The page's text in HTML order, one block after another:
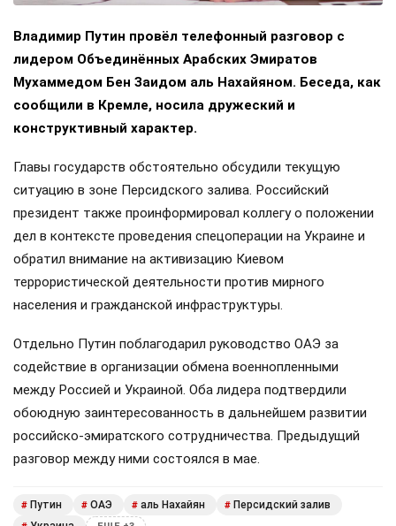
Владимир Путин провёл телефонный разговор с
лидером Объединённых Арабских Эмиратов
Мухаммедом Бен Заидом аль Нахайяном. Беседа, как
сообщили в Кремле, носила дружеский и
конструктивный характер.
Главы государств обстоятельно обсудили текущую
ситуацию в зоне Персидского залива. Российский
президент также проинформировал коллегу о положении
дел в контексте проведения спецоперации на Украине и
обратил внимание на активизацию Киевом
террористической деятельности против мирного
населения и гражданской инфраструктуры.
Отдельно Путин поблагодарил руководство ОАЭ за
содействие в организации обмена военнопленными
между Россией и Украиной. Оба лидера подтвердили
обоюдную заинтересованность в дальнейшем развитии
российско-эмиратского сотрудничества. Предыдущий
разговор между ними состоялся в мае.
# Путин # ОАЭ # аль Нахайян # Персидский залив